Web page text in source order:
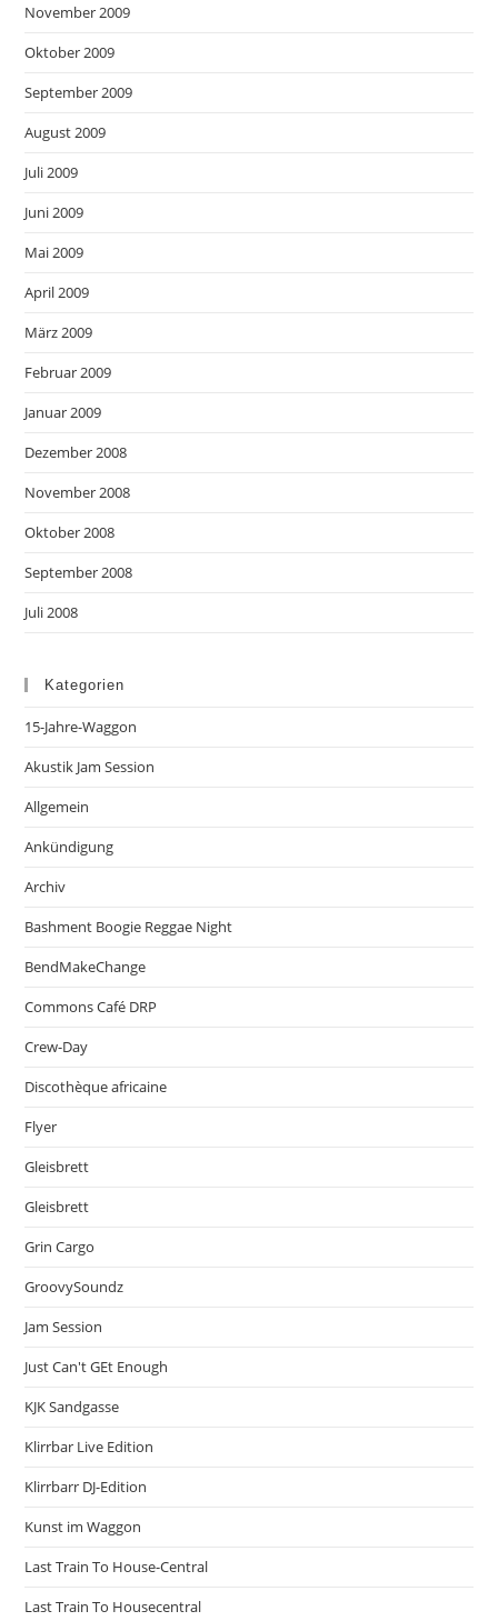
November 2009
Oktober 2009
September 2009
August 2009
Juli 2009
Juni 2009
Mai 2009
April 2009
März 2009
Februar 2009
Januar 2009
Dezember 2008
November 2008
Oktober 2008
September 2008
Juli 2008
Kategorien
15-Jahre-Waggon
Akustik Jam Session
Allgemein
Ankündigung
Archiv
Bashment Boogie Reggae Night
BendMakeChange
Commons Café DRP
Crew-Day
Discothèque africaine
Flyer
Gleisbrett
Gleisbrett
Grin Cargo
GroovySoundz
Jam Session
Just Can't GEt Enough
KJK Sandgasse
Klirrbar Live Edition
Klirrbarr DJ-Edition
Kunst im Waggon
Last Train To House-Central
Last Train To Housecentral